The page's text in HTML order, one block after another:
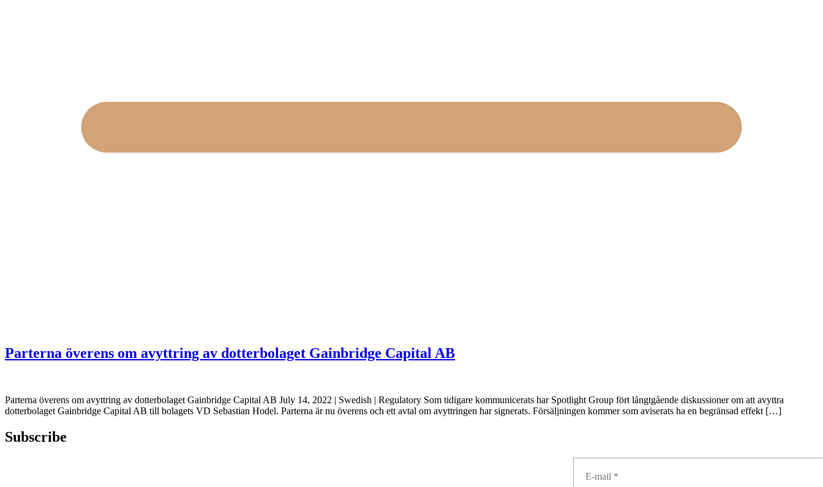
Parterna överens om avyttring av dotterbolaget Gainbridge Capital AB
Parterna överens om avyttring av dotterbolaget Gainbridge Capital AB July 14, 2022 | Swedish | Regulatory Som tidigare kommunicerats har Spotlight Group fört långtgående diskussioner om att avyttra
dotterbolaget Gainbridge Capital AB till bolagets VD Sebastian Hodel. Parterna är nu överens och ett avtal om avyttringen har signerats. Försäljningen kommer som aviserats ha en begränsad effekt […]
Subscribe